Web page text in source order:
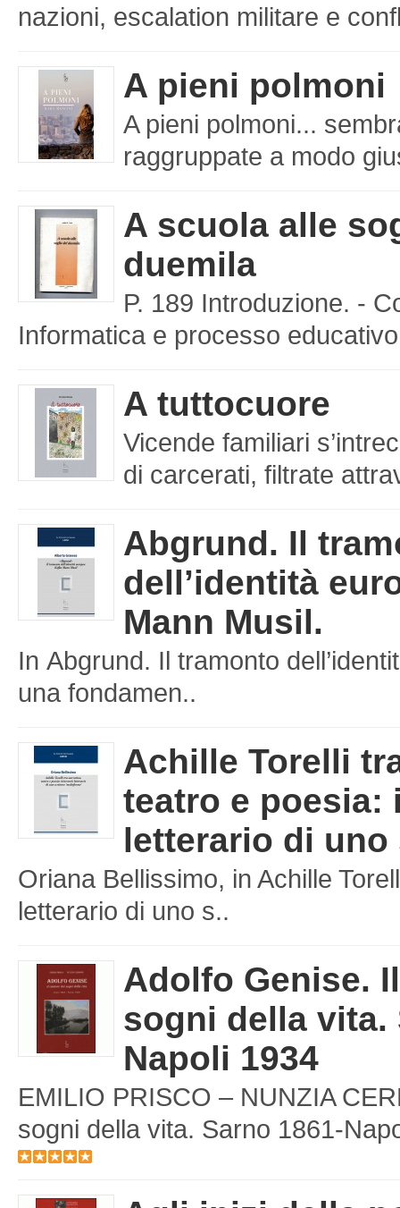
nazioni, escalation militare e
A pieni polmoni
A pieni polmoni...
raggruppate a modo
A scuola alle
duemila
P. 189 Introduzione. -
Informatica e processo
A tuttocuore
Vicende familiari
di carcerati, filtrate
Abgrund. Il
dell’identità
Mann Musil.
In Abgrund. Il tramonto
una fondamen..
Achille Torelli
teatro e poesia:
letterario di uno
Oriana Bellissimo, in Achille
letterario di uno s..
Adolfo Genise.
sogni della vita.
Napoli 1934
EMILIO PRISCO – NUNZIA
sogni della vita. Sarno 1861-